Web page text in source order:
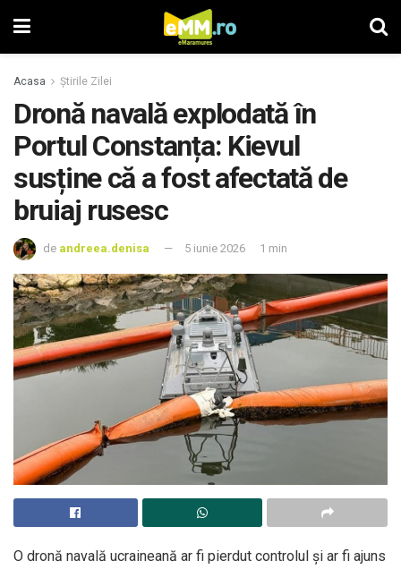
Acasa Știrile Zilei
Dronă navală explodată în
Portul Constanța: Kievul
susține că a fost afectată de
bruiaj rusesc
de andreea.denisa 5 iunie 2026 1 min
O dronă navală ucraineană ar fi pierdut controlul și ar fi ajuns